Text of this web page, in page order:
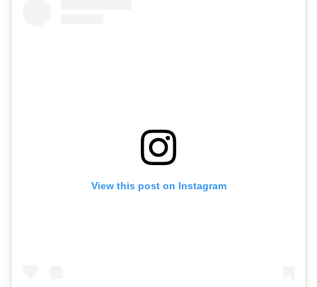
View this post on Instagram